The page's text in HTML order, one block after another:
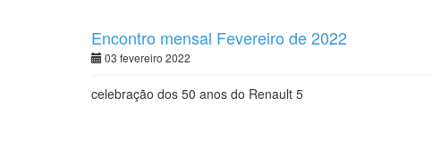
Encontro mensal Fevereiro de 2022
03 fevereiro 2022
celebração dos 50 anos do Renault 5